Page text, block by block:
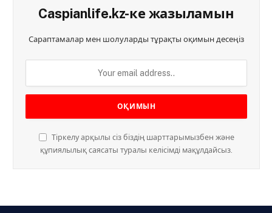
Caspianlife.kz-ке жазыламын
Сараптамалар мен шолуларды тұрақты оқимын десеңіз
Тіркелу арқылы сіз біздің шарттарымызбен және
құпиялылық саясаты туралы келісімді мақұлдайсыз.